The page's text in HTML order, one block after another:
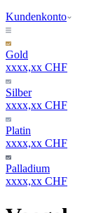
Kundenkonto
Gold
xxxx,xx CHF
Silber
xxxx,xx CHF
Platin
xxxx,xx CHF
Palladium
xxxx,xx CHF